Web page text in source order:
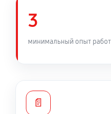
3
минимальный опыт
📄